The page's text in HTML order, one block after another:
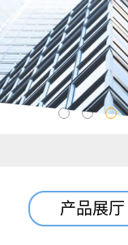
产品展厅